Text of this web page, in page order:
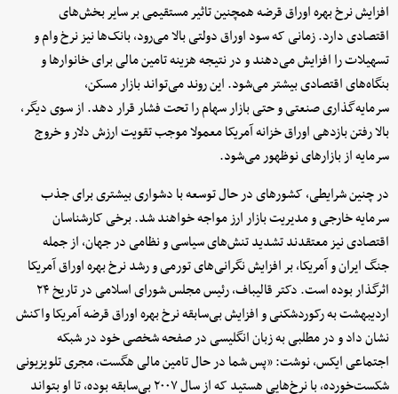
افزایش نرخ بهره اوراق قرضه همچنین تاثیر مستقیمی بر سایر بخش‌های
اقتصادی دارد. زمانی که سود اوراق دولتی بالا می‌رود، بانک‌ها نیز نرخ وام و
تسهیلات را افزایش می‌دهند و در نتیجه هزینه تامین مالی برای خانوارها و
بنگاه‌های اقتصادی بیشتر می‌شود. این روند می‌تواند بازار مسکن،
سرمایه‌گذاری صنعتی و حتی بازار سهام را تحت فشار قرار دهد. از سوی دیگر،
بالا رفتن بازدهی اوراق خزانه آمریکا معمولا موجب تقویت ارزش دلار و خروج
سرمایه از بازارهای نوظهور می‌شود.
در چنین شرایطی، کشورهای در حال توسعه با دشواری بیشتری برای جذب
سرمایه خارجی و مدیریت بازار ارز مواجه خواهند شد. برخی کارشناسان
اقتصادی نیز معتقدند تشدید تنش‌های سیاسی و نظامی در جهان، از جمله
جنگ ایران و آمریکا، بر افزایش نگرانی‌های تورمی و رشد نرخ بهره اوراق آمریکا
اثرگذار بوده است. دکتر قالیباف، رئیس مجلس شورای اسلامی در تاریخ ۲۴
اردیبهشت به رکوردشکنی و افزایش بی‌سابقه نرخ بهره اوراق قرضه آمریکا واکنش
نشان داد و در مطلبی به زبان انگلیسی در صفحه شخصی خود در شبکه
اجتماعی ایکس، نوشت: «پس شما در حال تامین مالی هگست، مجری تلویزیونی
شکست‌خورده، با نرخ‌هایی هستید که از سال ۲۰۰۷ بی‌سابقه بوده، تا او بتواند